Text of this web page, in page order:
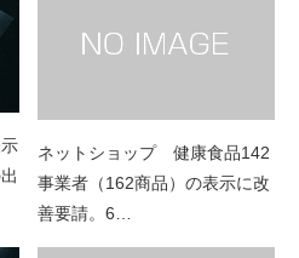
ネットショップ 健康食品142
事業者（162商品）の表示に改
善要請。6…